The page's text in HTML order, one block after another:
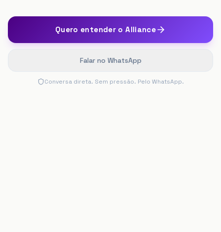
Quero entender o Alliance
Falar no WhatsApp
Conversa direta. Sem pressão. Pelo WhatsApp.